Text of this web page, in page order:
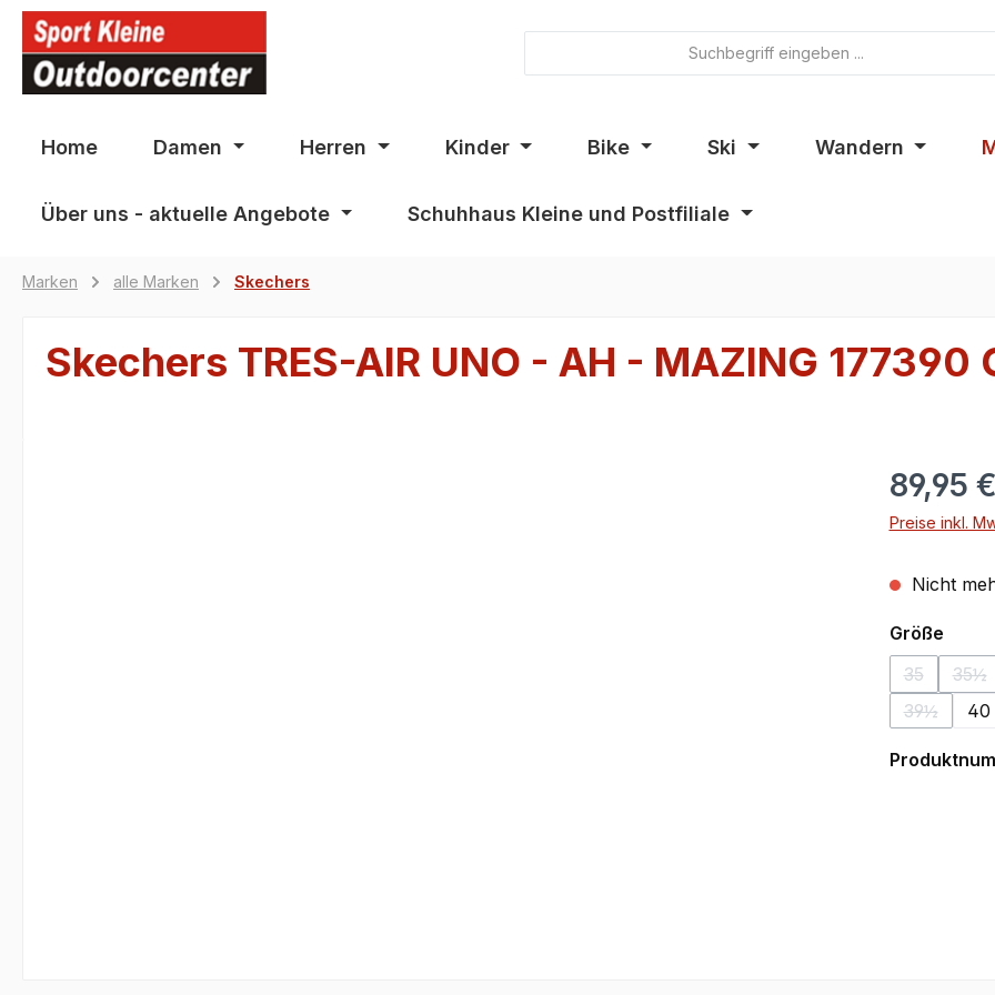
Zur Hauptnavigation springen
Home Damen Herren Kinder Bike Ski Wandern
Über uns - aktuelle Angebote Schuhhaus Kleine und Postfiliale
Marken alle Marken Skechers
Skechers TRES-AIR UNO - AH - MAZING 177390
89,95 €
Preise inkl.
Nicht
Größe
35
(Diese
35½
39½
(Diese
40